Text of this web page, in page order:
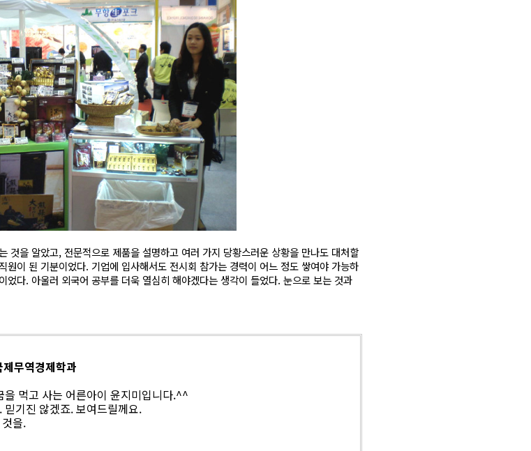
것을 알았고, 전문적으로 제품을 설명하고 여러 가지 당황스러운 상황을 만나도 대처할
이 된 기분이었다. 기업에 입사해서도 전시회 참가는 경력이 어느 정도 쌓여야 가능하
다. 아울러 외국어 공부를 더욱 열심히 해야겠다는 생각이 들었다. 눈으로 보는 것과
무역경제학과
먹고 사는 어른아이 윤지미입니다.^^
기진 않겠죠. 보여드릴께요.
을.